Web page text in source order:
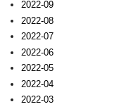
2022-09
2022-08
2022-07
2022-06
2022-05
2022-04
2022-03